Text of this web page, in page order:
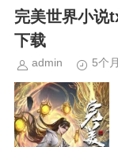
完美世界小说
下载
admin 5个